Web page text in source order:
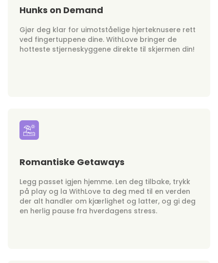
Hunks on Demand
Gjør deg klar for uimotståelige hjerteknusere rett
ved fingertuppene dine. WithLove bringer de
hotteste stjerneskyggene direkte til skjermen din!
Romantiske Getaways
Legg passet igjen hjemme. Len deg tilbake, trykk
på play og la WithLove ta deg med til en verden
der alt handler om kjærlighet og latter, og gi deg
en herlig pause fra hverdagens stress.